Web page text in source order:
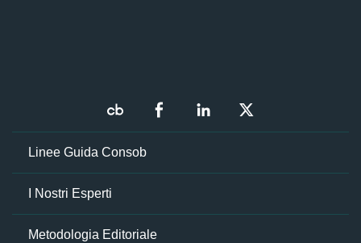
Linee Guida Consob
I Nostri Esperti
Metodologia Editoriale